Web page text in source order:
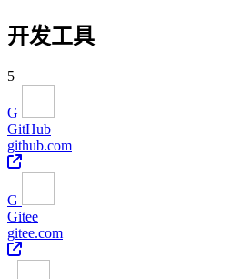
开发工具
5
G
GitHub
github.com
G
Gitee
gitee.com